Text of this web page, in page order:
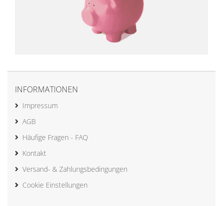
INFORMATIONEN
Impressum
AGB
Häufige Fragen - FAQ
Kontakt
Versand- & Zahlungsbedingungen
Cookie Einstellungen